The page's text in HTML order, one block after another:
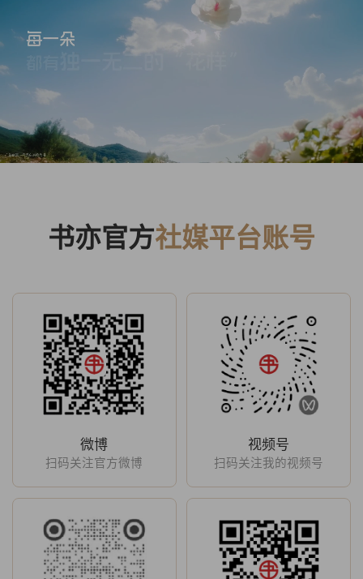
书亦官方社媒平台账号
微博
扫码关注官方微博
视频号
扫码关注我的视频号